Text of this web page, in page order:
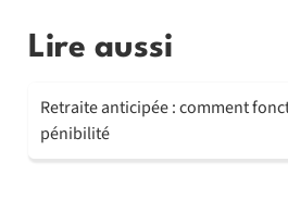
Lire aussi
Retraite anticipée : comment
pénibilité